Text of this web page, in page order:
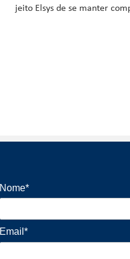
jeito Elsys de se manter
Nome*
Email*